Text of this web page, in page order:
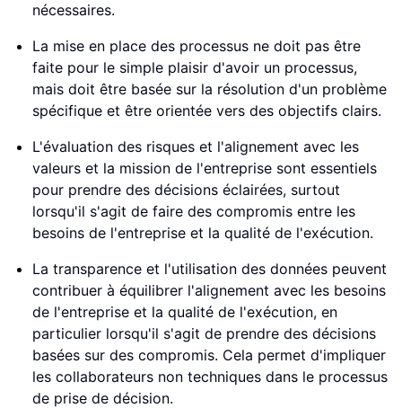
nécessaires.
La mise en place des processus ne doit pas être
faite pour le simple plaisir d'avoir un processus,
mais doit être basée sur la résolution d'un problème
spécifique et être orientée vers des objectifs clairs.
L'évaluation des risques et l'alignement avec les
valeurs et la mission de l'entreprise sont essentiels
pour prendre des décisions éclairées, surtout
lorsqu'il s'agit de faire des compromis entre les
besoins de l'entreprise et la qualité de l'exécution.
La transparence et l'utilisation des données peuvent
contribuer à équilibrer l'alignement avec les besoins
de l'entreprise et la qualité de l'exécution, en
particulier lorsqu'il s'agit de prendre des décisions
basées sur des compromis. Cela permet d'impliquer
les collaborateurs non techniques dans le processus
de prise de décision.